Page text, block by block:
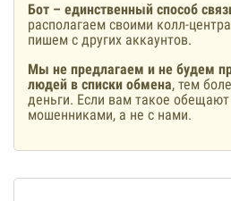
Бот – единственный способ
располагаем своими колл-
пишем с других аккаунтов.
Мы не предлагаем и не будем
людей в списки обмена, тем
деньги. Если вам такое
мошенниками, а не с нами.